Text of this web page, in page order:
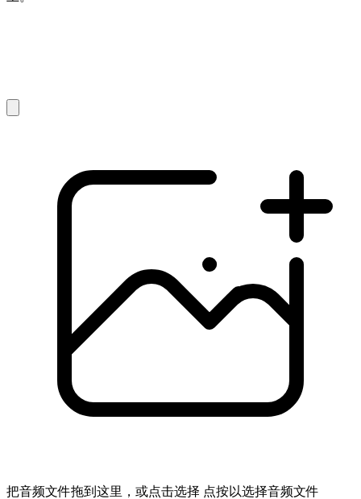
把音频文件拖到这里，或点击选择 点按以选择音频文件